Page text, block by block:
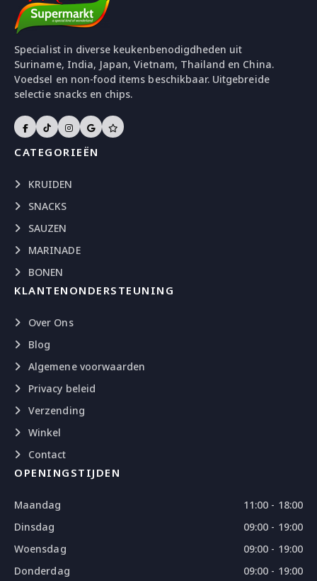
Specialist in diverse keukenbenodigdheden uit
Suriname, India, Japan, Vietnam, Thailand en China.
Voedsel en non-food items beschikbaar. Uitgebreide
selectie snacks en chips.
CATEGORIEËN
KRUIDEN
SNACKS
SAUZEN
MARINADE
BONEN
KLANTENONDERSTEUNING
Over Ons
Blog
Algemene voorwaarden
Privacy beleid
Verzending
Winkel
Contact
OPENINGSTIJDEN
Maandag
11:00 - 18:00
Dinsdag
09:00 - 19:00
Woensdag
09:00 - 19:00
Donderdag
09:00 - 19:00